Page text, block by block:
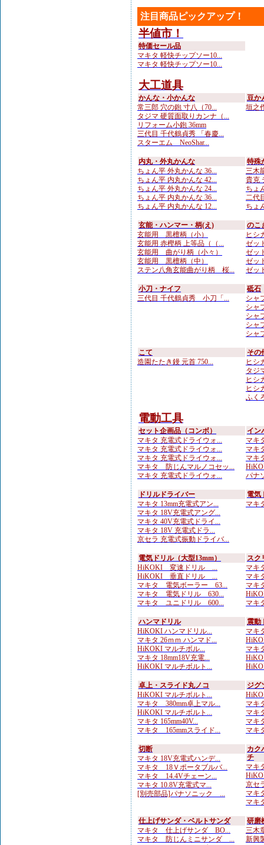
注目商品ピックアップ！
半値市！
特価セール品
マキタ 軽快チップソー10...
マキタ 軽快チップソー10...
大工道具
かんな・小かんな
常三郎 穴の鉋 寸八（70...
タジマ 硬質面取りカンナ（...
リフォーム小鉋 36mm
三代目 千代鶴貞秀 「春慶...
スターエム NeoShar...
豆か
垣之
内丸・外丸かんな
ちょん平 外丸かんな 36...
ちょん平 内丸かんな 42...
ちょん平 外丸かんな 24...
ちょん平 内丸かんな 36...
ちょん平 内丸かんな 12...
特殊
三木
貴克
ちょ
二代
ちょ
玄能・ハンマー・柄(え)
玄能用 黒檀柄（小）
玄能用 赤樫柄 上等品（（...
玄能用 曲がり柄（小々）
玄能用 黒檀柄（中）
ステン八角玄能曲がり柄 桜...
のこ
ヒシ
ゼッ
ゼッ
ゼッ
ゼッ
小刀・ナイフ
三代目 千代鶴貞秀 小刀「...
砥石
シャ
シャ
シャ
シャ
シャ
こて
造園たたき鏝 元首 750...
その
ヒシ
タジ
ヒシ
ヒシ
ふく
電動工具
セット企画品（コンボ）
マキタ 充電式ドライウォ...
マキタ 充電式ドライウォ...
マキタ 充電式ドライウォ...
マキタ 防じんマルノコセッ...
マキタ 充電式ドライウォ...
イン
マキ
マキ
マキ
パナ
ドリルドライバー
マキタ 13mm充電式アン...
マキタ 18V充電式アング...
マキタ 40V充電式ドライ...
マキタ 18V 充電式ドラ...
京セラ 充電式振動ドライバ...
電気
マキ
電気ドリル（大型13mm）
HiKOKI 変速ドリル ...
HiKOKI 垂直ドリル ...
マキタ 電気ボーラー 63...
マキタ 電気ドリル 630...
マキタ ユニドリル 600...
スク
マキ
マキ
マキ
マキ
ハンマドリル
HiKOKI ハンマドリル...
マキタ 26ｍｍ ハンマド...
HiKOKI マルチボル...
マキタ 18mm18V充電...
HiKOKI マルチボルト...
震動
マキ
マキ
卓上・スライド丸ノコ
HiKOKI マルチボルト...
マキタ 380mm卓上マル...
HiKOKI マルチボルト...
マキタ 165mm40V...
マキタ 165mmスライド...
ジグ
マキ
マキ
マキ
マキ
切断
マキタ 18V充電式ハンデ...
マキタ 18Ｖポータブルバ...
マキタ 14.4Vチェーン...
マキタ 10.8V充電式マ...
[別売部品]パナソニック ...
カク
チ
マキ
京セ
マキ
マキ
仕上げサンダ・ベルトサンダ
マキタ 仕上げサンダ BO...
マキタ 防じんミニサンダ ...
研磨
三木
新興